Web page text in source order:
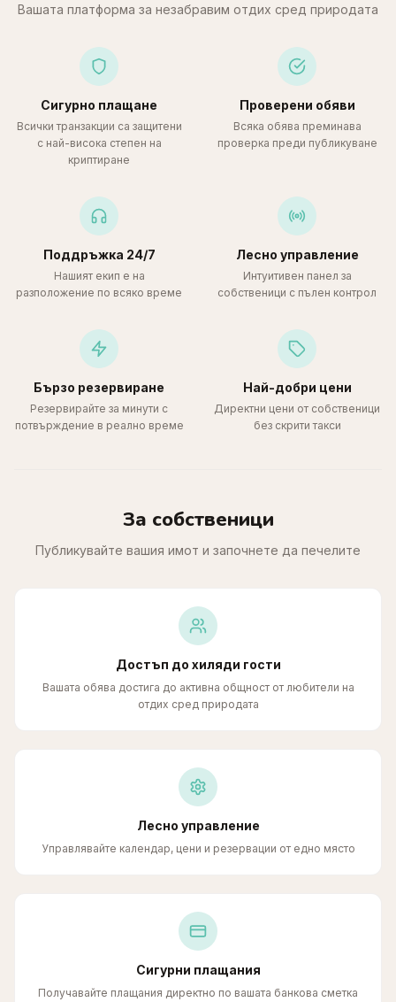
Вашата платформа за незабравим отдих сред природата
Сигурно плащане
Всички транзакции са защитени
с най-висока степен на
криптиране
Проверени обяви
Всяка обява преминава
проверка преди публикуване
Поддръжка 24/7
Нашият екип е на
разположение по всяко време
Лесно управление
Интуитивен панел за
собственици с пълен контрол
Бързо резервиране
Резервирайте за минути с
потвърждение в реално време
Най-добри цени
Директни цени от собственици
без скрити такси
За собственици
Публикувайте вашия имот и започнете да печелите
Достъп до хиляди гости
Вашата обява достига до активна общност от любители на
отдих сред природата
Лесно управление
Управлявайте календар, цени и резервации от едно място
Сигурни плащания
Получавайте плащания директно по вашата банкова сметка